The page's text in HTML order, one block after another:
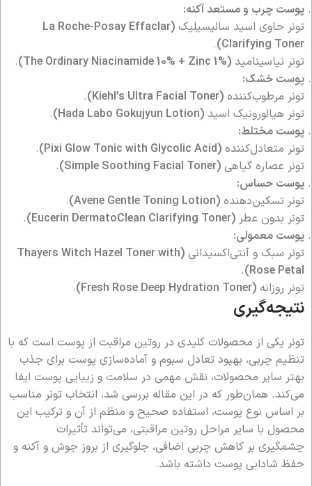
پوست چرب و مستعد آکنه:
تونر حاوی اسید سالیسیلیک (La Roche-Posay Effaclar
Clarifying Toner)
.
تونر نیاسینامید (The Ordinary Niacinamide 10% + Zinc 1%)
.
پوست خشک:
تونر مرطوب‌کننده (Kiehl’s Ultra Facial Toner)
.
تونر هیالورونیک اسید (Hada Labo Gokujyun Lotion)
.
پوست مختلط:
تونر متعادل‌کننده (Pixi Glow Tonic with Glycolic Acid)
.
تونر عصاره گیاهی (Simple Soothing Facial Toner)
.
پوست حساس:
تونر تسکین‌دهنده (Avene Gentle Toning Lotion)
.
تونر بدون عطر (Eucerin DermatoClean Clarifying Toner)
.
پوست معمولی:
تونر سبک و آنتی‌اکسیدانی (Thayers Witch Hazel Toner with
Rose Petal)
.
تونر روزانه (Fresh Rose Deep Hydration Toner)
.
نتیجه‌گیری
تونر یکی از محصولات کلیدی در روتین مراقبت از پوست است که با
تنظیم چربی، بهبود تعادل سبوم و آماده‌سازی پوست برای جذب
بهتر سایر محصولات، نقش مهمی در سلامت و زیبایی پوست ایفا
می‌کند. همان‌طور که در این مقاله بررسی شد، انتخاب تونر مناسب
بر اساس نوع پوست، استفاده صحیح و منظم از آن و ترکیب این
محصول با سایر مراحل روتین مراقبتی، می‌تواند تأثیرات
چشمگیری بر کاهش چربی اضافی، جلوگیری از بروز جوش و آکنه و
حفظ شادابی پوست داشته باشد.